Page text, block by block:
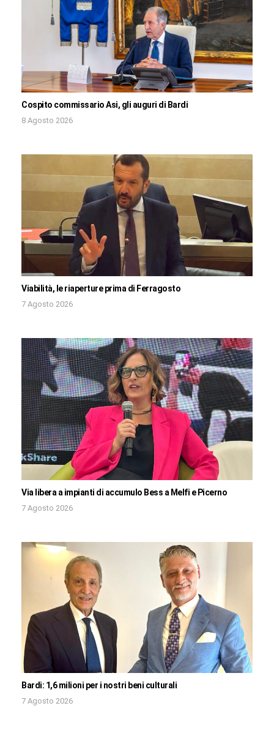
Cospito commissario Asi, gli auguri di Bardi
8 Agosto 2026
Viabilità, le riaperture prima di Ferragosto
7 Agosto 2026
Via libera a impianti di accumulo Bess a Melfi e Picerno
7 Agosto 2026
Bardi: 1,6 milioni per i nostri beni culturali
7 Agosto 2026